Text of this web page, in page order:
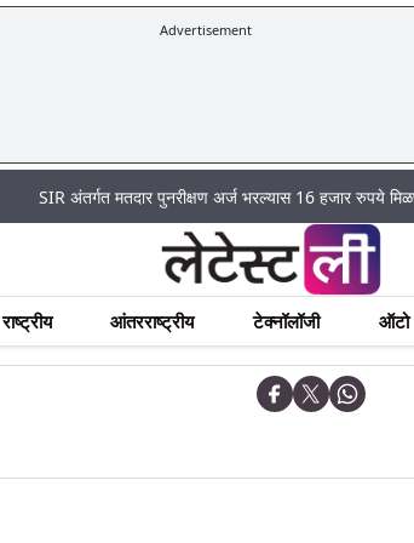
Advertisement
SIR अंतर्गत मतदार पुनरीक्षण अर्ज भरल्यास 16 हजार रुपये मिळण्याचा
राष्ट्रीय आंतरराष्ट्रीय टेक्नॉलॉजी ऑटो